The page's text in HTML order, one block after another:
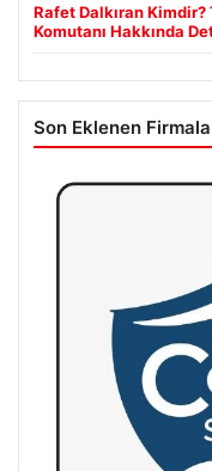
Rafet Dalkıran
Komutanı Hakkında
Son Eklenen